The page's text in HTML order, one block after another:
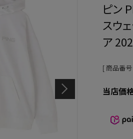
ピン
スウ
ア
商品番号
当店価